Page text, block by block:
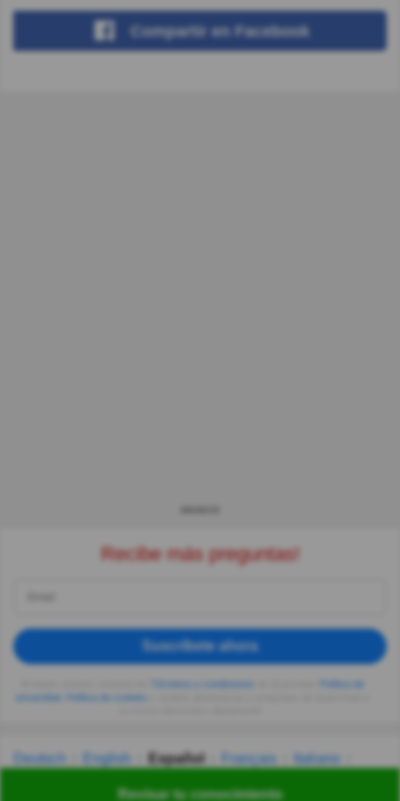
Revisar tu conocimiento
Compartir en Facebook
Recibe más preguntas!
Suscríbete ahora
privacidad
Deutsch English Español Français
Italiano
Українська हिन्दी 한국어 汉语